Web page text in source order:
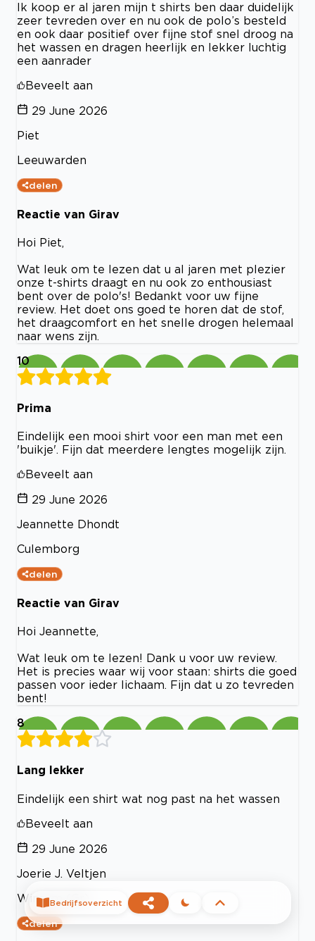
Ik koop er al jaren mijn t shirts ben daar duidelijk
zeer tevreden over en nu ook de polo’s besteld
en ook daar positief over fijne stof snel droog na
het wassen en dragen heerlijk en lekker luchtig
een aanrader
Beveelt aan
29 June 2026
Piet
Leeuwarden
delen
Reactie van Girav
Hoi Piet,
Wat leuk om te lezen dat u al jaren met plezier
onze t-shirts draagt en nu ook zo enthousiast
bent over de polo's! Bedankt voor uw fijne
review. Het doet ons goed te horen dat de stof,
het draagcomfort en het snelle drogen helemaal
naar wens zijn.
10
Prima
Eindelijk een mooi shirt voor een man met een
'buikje'. Fijn dat meerdere lengtes mogelijk zijn.
Beveelt aan
29 June 2026
Jeannette Dhondt
Culemborg
delen
Reactie van Girav
Hoi Jeannette,
Wat leuk om te lezen! Dank u voor uw review.
Het is precies waar wij voor staan: shirts die goed
passen voor ieder lichaam. Fijn dat u zo tevreden
bent!
8
Lang lekker
Eindelijk een shirt wat nog past na het wassen
Beveelt aan
29 June 2026
Joerie J. Veltjen
Winsum (Gr)
delen
Bedrijfsoverzicht